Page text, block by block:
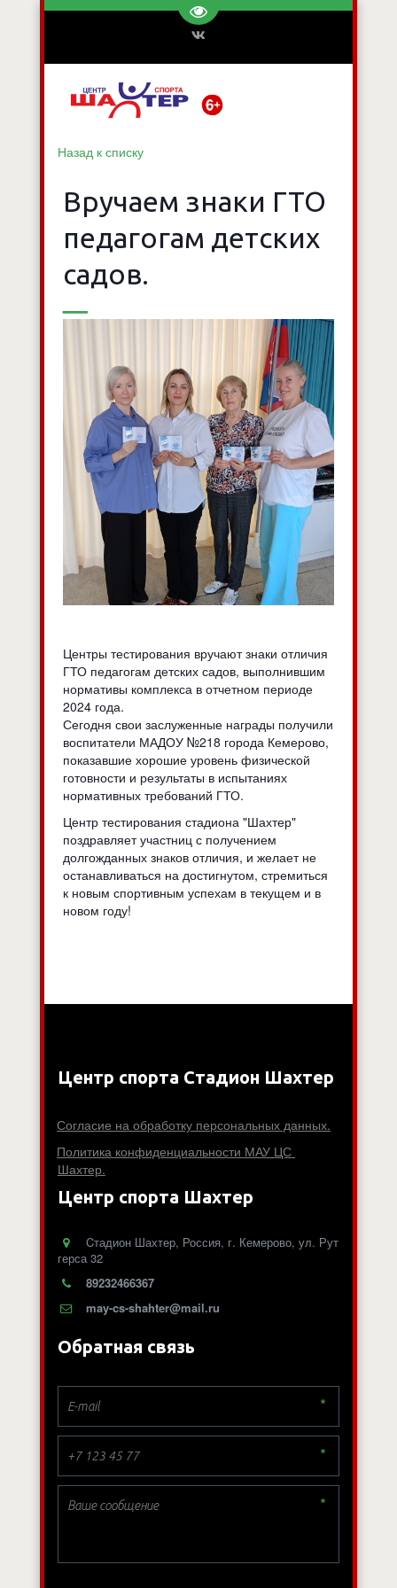
Перейти на версию для
Назад к списку
Вручаем знаки ГТО
педагогам детских
садов.
Центры тестирования вручают знаки отличия
ГТО педагогам детских садов, выполнившим
нормативы комплекса в отчетном периоде
2024 года.
Сегодня свои заслуженные награды получили
воспитатели МАДОУ №218 города Кемерово,
показавшие хорошие уровень физической
готовности и результаты в испытаниях
нормативных требований ГТО.
Центр тестирования стадиона "Шахтер"
поздравляет участниц с получением
долгожданных знаков отличия, и желает не
останавливаться на достигнутом, стремиться
к новым спортивным успехам в текущем и в
новом году!
Центр спорта Стадион Шахтер
Согласие на обработку персональных данных.
Политика конфиденциальности МАУ ЦС
Шахтер.
Центр спорта Шахтер
Cтадион Шахтер, Россия, г. Кемерово, ул. Рут
герса 32
89232466367
may-cs-shahter@mail.ru
Обратная связь
*
*
*